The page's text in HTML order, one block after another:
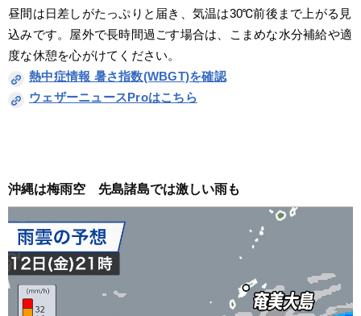
昼間は日差しがたっぷりと届き、気温は30℃前後まで上がる見
込みです。屋外で長時間過ごす場合は、こまめな水分補給や適
度な休憩を心がけてください。
熱中症情報 暑さ指数(WBGT)を確認
ウェザーニュースProはこちら
沖縄は梅雨空　先島諸島では激しい雨も